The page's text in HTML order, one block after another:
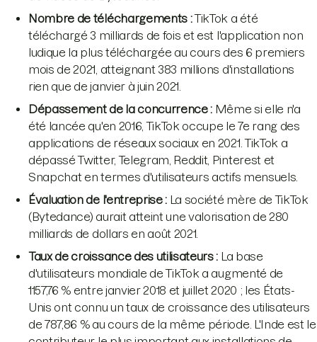
Nombre de téléchargements :TikTok a été
téléchargé 3 milliards de fois et est l'application non
ludique la plus téléchargée au cours des 6 premiers
mois de 2021, atteignant 383 millions d'installations
rien que de janvier à juin 2021.
Dépassement de la concurrence : Même si elle n'a
été lancée qu'en 2016, TikTok occupe le 7e rang des
applications de réseaux sociaux en 2021. TikTok a
dépassé Twitter, Telegram, Reddit, Pinterest et
Snapchat en termes d'utilisateurs actifs mensuels.
Évaluation de l'entreprise : La société mère de TikTok
(Bytedance) aurait atteint une valorisation de 280
milliards de dollars en août 2021.
Taux de croissance des utilisateurs : La base
d'utilisateurs mondiale de TikTok a augmenté de
1157,76 % entre janvier 2018 et juillet 2020 ; les États-
Unis ont connu un taux de croissance des utilisateurs
de 787,86 % au cours de la même période. L'Inde est le